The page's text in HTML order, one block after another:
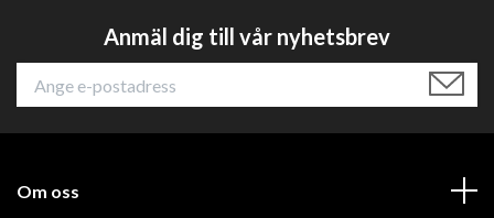
Anmäl dig till vår nyhetsbrev
Om oss